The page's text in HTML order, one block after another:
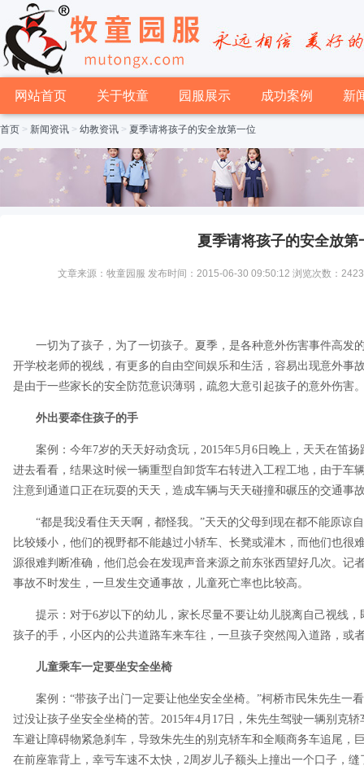
网站首页 关于牧童 园服展示 成功案例 新
首页 > 新闻资讯 > 幼教资讯 > 夏季请将孩子的安全放第一位
夏季请将孩子的安全放第
文章来源：牧童园服 发布时间：2015-06-30 09:50:12 浏览次数：2423
一切为了孩子，为了一切孩子。夏季，是各种意外伤害事件高发
开学校老师的视线，有更多的自由空间娱乐和生活，容易出现意外事
是由于一些家长的安全防范意识薄弱，疏忽大意引起孩子的意外伤害
外出要牵住孩子的手
案例：今年7岁的天天好动贪玩，2015年5月6日晚上，天天在笛
进去看看，结果这时候一辆重型自卸货车右转进入工程工地，由于车
注意到通道口正在玩耍的天天，造成车辆与天天碰撞和碾压的交通事
“都是我没看住天天啊，都怪我。”天天的父母到现在都不能原谅
比较矮小，他们的视野都不能越过小轿车、长凳或灌木，而他们也很
源很难判断准确，他们总会在发现声音来源之前东张西望好几次。记
事故不时发生，一旦发生交通事故，儿童死亡率也比较高。
提示：对于6岁以下的幼儿，家长尽量不要让幼儿脱离自己视线
孩子的手，小区内的公共道路车来车往，一旦孩子突然闯入道路，或
儿童乘车一定要坐安全坐椅
案例：“带孩子出门一定要让他坐安全坐椅。”柯桥市民朱先生一
过没让孩子坐安全坐椅的苦。2015年4月17日，朱先生驾驶一辆别克
车避让障碍物紧急刹车，导致朱先生的别克轿车和全顺商务车追尾，
在前座靠背上，幸亏车速不太快，2周岁儿子额头上撞出一个口子，缝